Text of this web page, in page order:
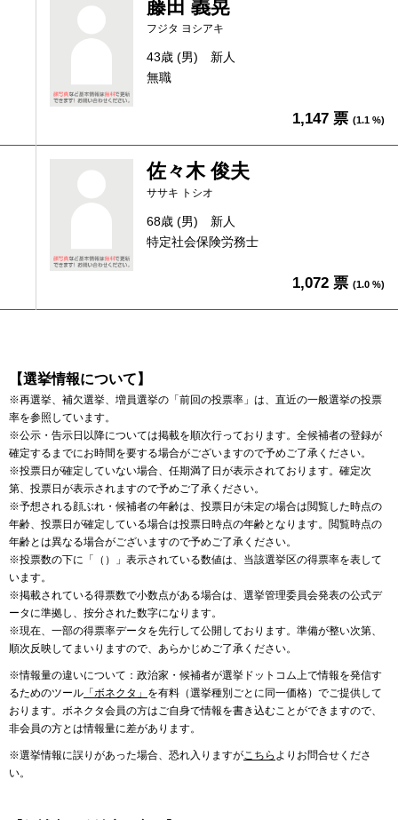
藤田 義晃
フジタ ヨシアキ
43歳 (男)
新人
無職
1,147 票 (1.1 %)
佐々木 俊夫
ササキ トシオ
68歳 (男)
新人
特定社会保険労務士
1,072 票 (1.0 %)
【選挙情報について】
※再選挙、補欠選挙、増員選挙の「前回の投票率」は、直近の一般選挙の投票
率を参照しています。
※公示・告示日以降については掲載を順次行っております。全候補者の登録が
確定するまでにお時間を要する場合がございますので予めご了承ください。
※投票日が確定していない場合、任期満了日が表示されております。確定次
第、投票日が表示されますので予めご了承ください。
※予想される顔ぶれ・候補者の年齢は、投票日が未定の場合は閲覧した時点の
年齢、投票日が確定している場合は投票日時点の年齢となります。閲覧時点の
年齢とは異なる場合がございますので予めご了承ください。
※投票数の下に「（）」表示されている数値は、当該選挙区の得票率を表して
います。
※掲載されている得票数で小数点がある場合は、選挙管理委員会発表の公式デ
ータに準拠し、按分された数字になります。
※現在、一部の得票率データを先行して公開しております。準備が整い次第、
順次反映してまいりますので、あらかじめご了承ください。
※情報量の違いについて：政治家・候補者が選挙ドットコム上で情報を発信す
るためのツール 「ボネクタ」 を有料（選挙種別ごとに同一価格）でご提供して
おります。ボネクタ会員の方はご自身で情報を書き込むことができますので、
非会員の方とは情報量に差があります。
※選挙情報に誤りがあった場合、恐れ入りますがこちら よりお問合せくださ
い。